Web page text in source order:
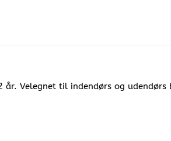
Velegnet til indendørs og